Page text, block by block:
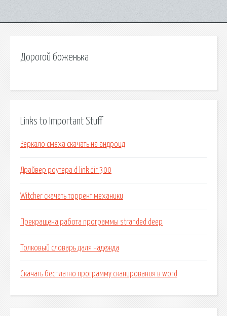
Дорогой боженька
Links to Important Stuff
Зеркало смеха скачать на андроид
Драйвер роутера d link dir 300
Witcher скачать торрент механики
Прекращена работа программы stranded deep
Толковый словарь даля надежда
Скачать бесплатно программу сканирования в word